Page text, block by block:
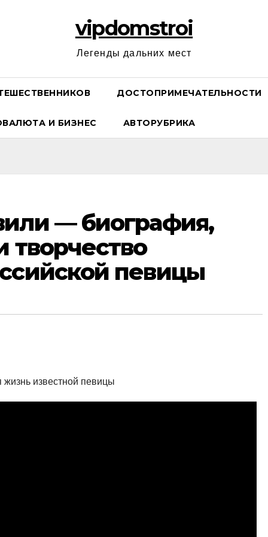
vipdomstroi
Легенды дальних мест
ДОСТОПРИМЕЧАТЕЛЬНОСТИ
И БИЗНЕС АВТОРУБРИКА
— биография,
творчество
певицы